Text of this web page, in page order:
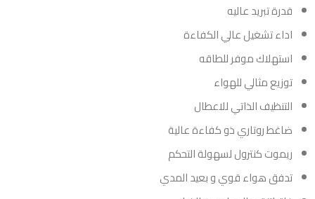
قدرة تبريد عاليه
اداء تشغيل عالي الكفاءة
استهلاك موفر للطاقه
توزيع مثالي للهواء
التنظيف الذاتي للاعطال
ضاغط روتاري ذو كفاءة عالية
ريموت كنترول لسهولة التحكم
تدفق هواء قوي و بعيد المدي